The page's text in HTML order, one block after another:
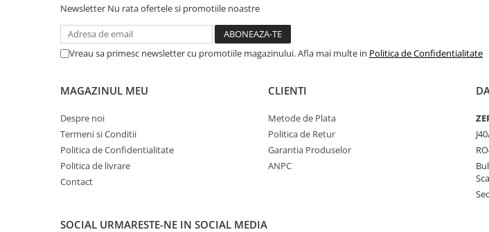
Suplimente pentru imunitate
Antioxidanti
Promo Ianuarie-Septembrie
Newsletter Nu rata ofertele si promotiile noastre
Vreau sa primesc newsletter cu promotiile magazinului. Afla mai multe in Politica de Confidentialitate
MAGAZINUL MEU
Despre noi
Termeni si Conditii
Politica de Confidentialitate
Politica de livrare
Contact
CLIENTI
Metode de Plata
Politica de Retur
Garantia Produselor
ANPC
SOCIAL URMARESTE-NE IN SOCIAL MEDIA